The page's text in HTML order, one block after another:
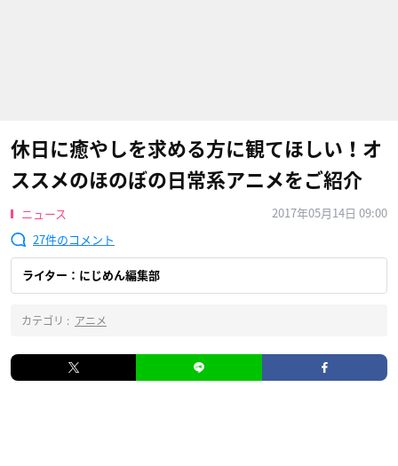
休日に癒やしを求める方に観てほしい！オ
ススメのほのぼの日常系アニメをご紹介
ニュース
2017年05月14日 09:00
27
ライター：にじめん編集部
カテゴリ : アニメ